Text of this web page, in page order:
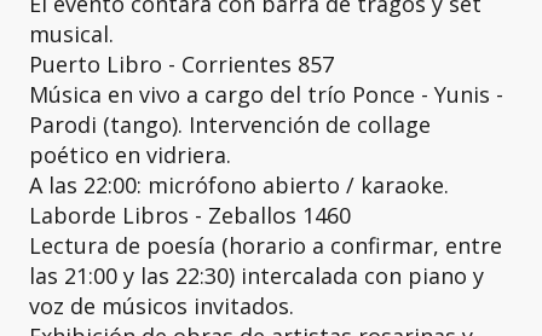
musical.
Puerto Libro - Corrientes 857
Música en vivo a cargo del trío Ponce - Yunis -
Parodi (tango). Intervención de collage
poético en vidriera.
A las 22:00: micrófono abierto / karaoke.
Laborde Libros - Zeballos 1460
Lectura de poesía (horario a confirmar, entre
las 21:00 y las 22:30) intercalada con piano y
voz de músicos invitados.